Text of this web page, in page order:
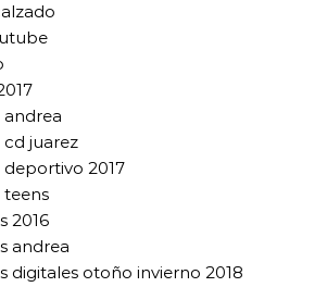
juarez
2017
2016
andrea
digitales otoño invierno 2018